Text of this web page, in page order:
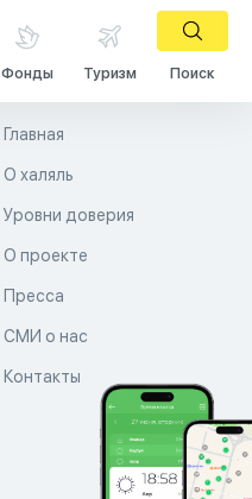
Фонды Туризм Поиск
Главная
О халяль
Уровни доверия
О проекте
Пресса
СМИ о нас
Контакты